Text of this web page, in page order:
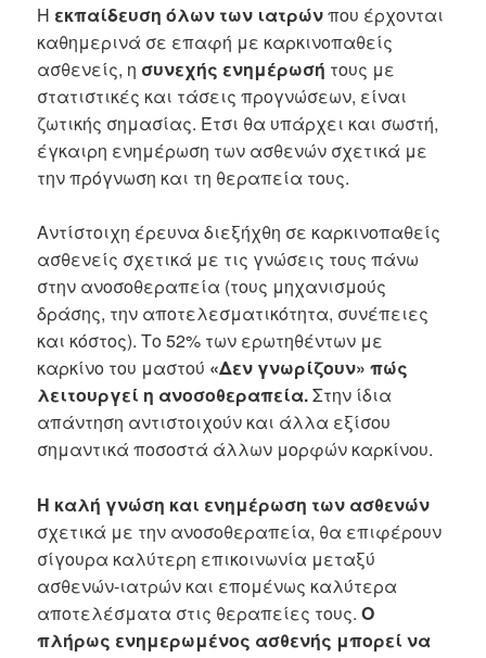
Η εκπαίδευση όλων των ιατρώνπου έρχονται
καθημερινά σε επαφή με καρκινοπαθείς
ασθενείς, η συνεχής ενημέρωσή τους με
στατιστικές και τάσεις προγνώσεων, είναι
ζωτικής σημασίας. Έτσι θα υπάρχει και σωστή,
έγκαιρη ενημέρωση των ασθενών σχετικά με
την πρόγνωση και τη θεραπεία τους.
Αντίστοιχη έρευνα διεξήχθη σε καρκινοπαθείς
ασθενείς σχετικά με τις γνώσεις τους πάνω
στην ανοσοθεραπεία (τους μηχανισμούς
δράσης, την αποτελεσματικότητα, συνέπειες
και κόστος). Το 52% των ερωτηθέντων με
καρκίνο του μαστού «Δεν γνωρίζουν» πώς
λειτουργεί η ανοσοθεραπεία.Στην ίδια
απάντηση αντιστοιχούν και άλλα εξίσου
σημαντικά ποσοστά άλλων μορφών καρκίνου.
Η καλή γνώση και ενημέρωση των ασθενών
σχετικά με την ανοσοθεραπεία, θα επιφέρουν
σίγουρα καλύτερη επικοινωνία μεταξύ
ασθενών-ιατρών και επομένως καλύτερα
αποτελέσματα στις θεραπείες τους.Ο
πλήρως ενημερωμένος ασθενής μπορεί να